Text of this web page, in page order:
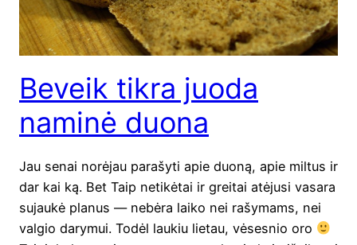
Beveik tikra juoda
naminė duona
Jau senai norė­jau para­šy­ti apie duo­ną, apie mil­tus ir
dar kai ką. Bet Taip neti­kė­tai ir grei­tai atėju­si vasa­ra
sujau­kė pla­nus — nebė­ra lai­ko nei rašy­mams, nei
val­gio dary­mui. Todėl lau­kiu lie­tau, vėses­nio oro